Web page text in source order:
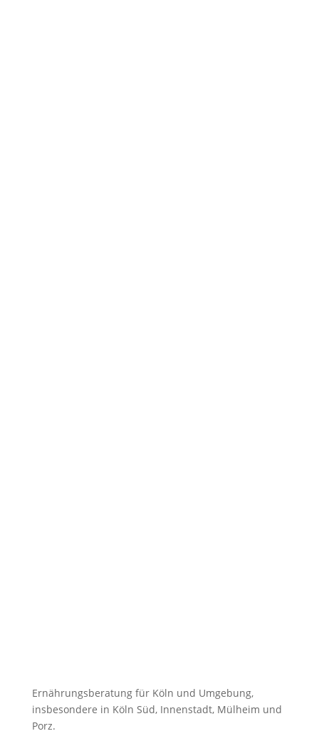
Ernährungsberatung für Köln und Umgebung,
insbesondere in Köln Süd, Innenstadt, Mülheim und
Porz.